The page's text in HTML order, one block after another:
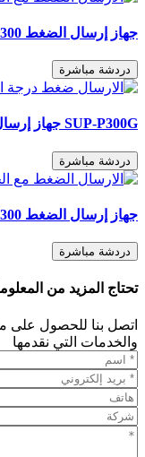
جهاز إرسال الضغط SUP-PX300 مع شاشة عرض
دردشة مباشرة
SUP-P300G جهاز إرسال الضغط العالي لدرجة الحرارة
دردشة مباشرة
جهاز إرسال الضغط SUP-P300 بحجم صغير للاستخدام العالمي
دردشة مباشرة
تحتاج المزيد من
اتصل بنا للحصول على
والخدمات التي نقدمها